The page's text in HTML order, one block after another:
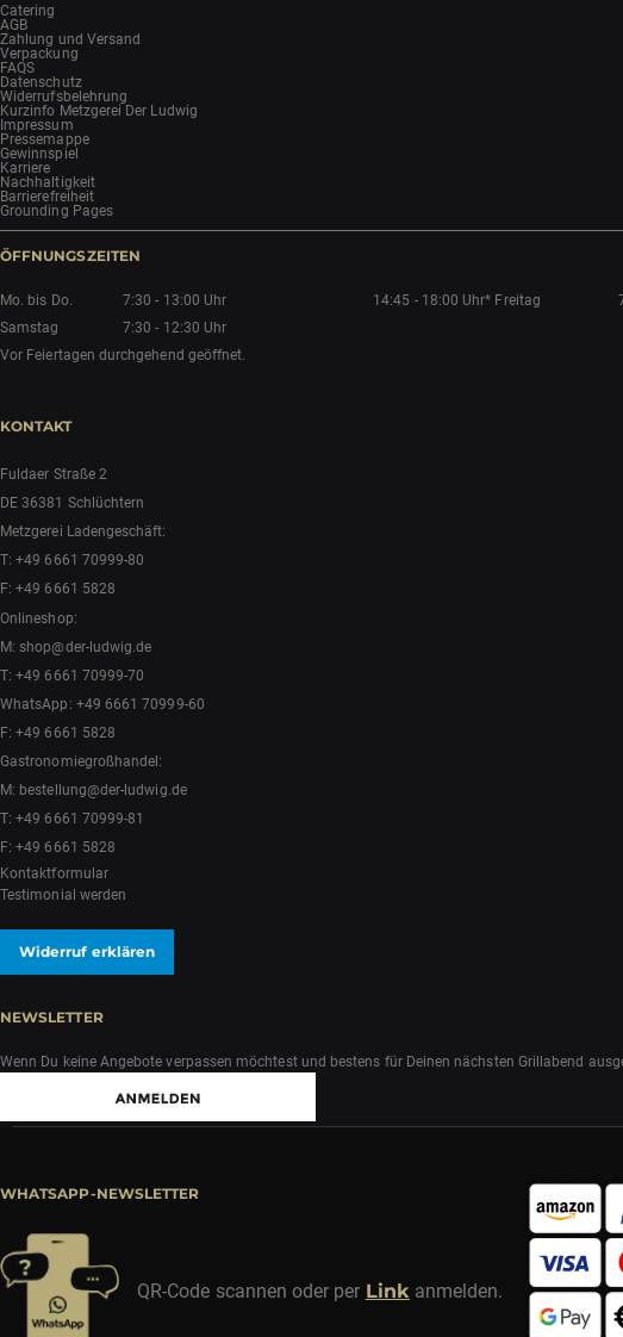
Catering
AGB
Zahlung und Versand
Verpackung
FAQS
Datenschutz
Widerrufsbelehrung
Kurzinfo Metzgerei Der Ludwig
Impressum
Pressemappe
Gewinnspiel
Karriere
Nachhaltigkeit
Barrierefreiheit
Grounding Pages
ÖFFNUNGSZEITEN
Mo. bis Do. 7:30 - 13:00 Uhr 14:45 - 18:00 Uhr* Freitag
Samstag
7:30 - 12:30 Uhr
Vor Feiertagen durchgehend geöffnet.
KONTAKT
Fuldaer Straße 2
DE 36381 Schlüchtern
Metzgerei Ladengeschäft:
T:+49 6661 70999-80
F: +49 6661 5828
Onlineshop:
M:shop@der-ludwig.de
T:+49 6661 70999-70
WhatsApp: +49 6661 70999-60
F: +49 6661 5828
Gastronomiegroßhandel:
M: bestellung@der-ludwig.de
T:+49 6661 70999-81
F: +49 6661 5828
Kontaktformular
Testimonial werden
Widerruf erklären
NEWSLETTER
Wenn Du keine Angebote verpassen möchtest und bestens für Deinen nächsten Grillabend
WHATSAPP-NEWSLETTER
QR-Code scannen oder per Link anmelden.